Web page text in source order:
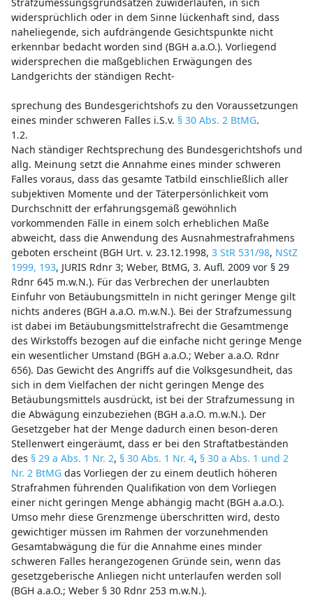
widersprüchlich oder in dem Sinne lückenhaft sind, dass
naheliegende, sich aufdrängende Gesichtspunkte nicht
erkennbar bedacht worden sind (BGH a.a.O.). Vorliegend
widersprechen die maßgeblichen Erwägungen des
Landgerichts der ständigen Recht-
sprechung des Bundesgerichtshofs zu den Voraussetzungen
eines minder schweren Falles i.S.v. § 30 Abs. 2 BtMG.
1.2.
Nach ständiger Rechtsprechung des Bundesgerichtshofs und
allg. Meinung setzt die Annahme eines minder schweren
Falles voraus, dass das gesamte Tatbild einschließlich aller
subjektiven Momente und der Täterpersönlichkeit vom
Durchschnitt der erfahrungsgemäß gewöhnlich
vorkommenden Fälle in einem solch erheblichen Maße
abweicht, dass die Anwendung des Ausnahmestrafrahmens
geboten erscheint (BGH Urt. v. 23.12.1998, 3 StR 531/98, NStZ
1999, 193, JURIS Rdnr 3; Weber, BtMG, 3. Aufl. 2009 vor § 29
Rdnr 645 m.w.N.). Für das Verbrechen der unerlaubten
Einfuhr von Betäubungsmitteln in nicht geringer Menge gilt
nichts anderes (BGH a.a.O. m.w.N.). Bei der Strafzumessung
ist dabei im Betäubungsmittelstrafrecht die Gesamtmenge
des Wirkstoffs bezogen auf die einfache nicht geringe Menge
ein wesentlicher Umstand (BGH a.a.O.; Weber a.a.O. Rdnr
656). Das Gewicht des Angriffs auf die Volksgesundheit, das
sich in dem Vielfachen der nicht geringen Menge des
Betäubungsmittels ausdrückt, ist bei der Strafzumessung in
die Abwägung einzubeziehen (BGH a.a.O. m.w.N.). Der
Gesetzgeber hat der Menge dadurch einen beson-deren
Stellenwert eingeräumt, dass er bei den Straftatbeständen
des § 29 a Abs. 1 Nr. 2, § 30 Abs. 1 Nr. 4, § 30 a Abs. 1 und 2
Nr. 2 BtMGdas Vorliegen der zu einem deutlich höheren
Strafrahmen führenden Qualifikation von dem Vorliegen
einer nicht geringen Menge abhängig macht (BGH a.a.O.).
Umso mehr diese Grenzmenge überschritten wird, desto
gewichtiger müssen im Rahmen der vorzunehmenden
Gesamtabwägung die für die Annahme eines minder
schweren Falles herangezogenen Gründe sein, wenn das
gesetzgeberische Anliegen nicht unterlaufen werden soll
(BGH a.a.O.; Weber § 30 Rdnr 253 m.w.N.).